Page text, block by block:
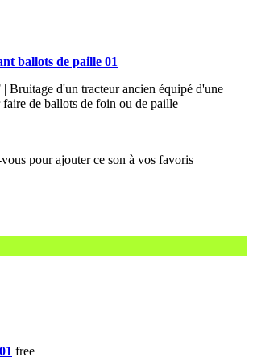
ballots de paille 01
Bruitage d'un tracteur ancien équipé d'une
de ballots de foin ou de paille –
free